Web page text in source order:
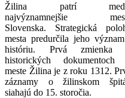
Žilina patrí
najvýznamnejšie
Slovenska. Strategická
mesta predurčila jeho
históriu. Prvá zmienka
historických dokumentoch
meste Žilina je z roku 1312.
záznamy o žilinskom
siahajú do 15. storočia.